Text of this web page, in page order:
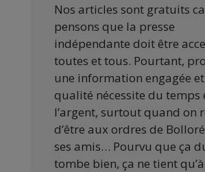
Nos articles sont gratuits
pensons que la presse
indépendante doit être
toutes et tous. Pourtant,
une information engagée
qualité nécessite du temps
l’argent, surtout quand on
d’être aux ordres de
ses amis… Pourvu que ça
tombe bien, ça ne tient